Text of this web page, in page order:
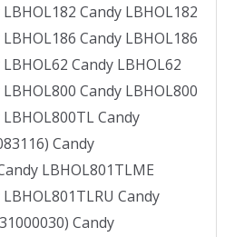
Candy LBHOL182
Candy LBHOL186
Candy LBHOL62
Candy LBHOL800
Candy
Candy
LBHOL801TLME
Candy
Candy